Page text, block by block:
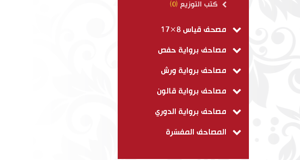
كتب التوزيع (0)
مصحف قياس 8×17
مصاحف برواية حفص
مصاحف برواية ورش
مصاحف برواية قالون
مصاحف برواية الدوري
المصاحف المفسّرة